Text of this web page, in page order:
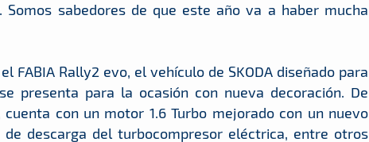
sabedores de que este año va a haber mucha
FABIA Rally2 evo, el vehículo de SKODA diseñado para
presenta para la ocasión con nueva decoración. De
con un motor 1.6 Turbo mejorado con un nuevo
descarga del turbocompresor eléctrica, entre otros